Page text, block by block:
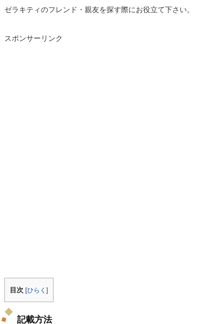
ゼラキティのフレンド・親友を探す際にお役立て下さい。
スポンサーリンク
目次 [ひらく]
記載方法